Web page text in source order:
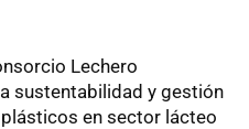
Lechero
sustentabilidad y gestión
en sector lácteo